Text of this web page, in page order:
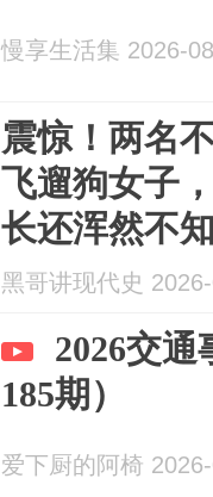
慢享生活集 2026-
震惊！两名
飞遛狗女子
长还浑然不
黑哥讲现代史
2026交
185期）
爱下厨的阿椅